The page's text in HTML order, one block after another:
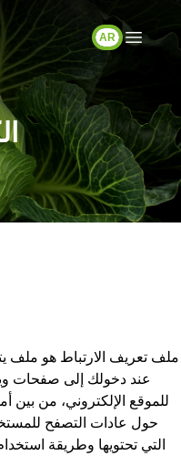
AR
ملف تعريف الارتباط هو ملف
عند دخولك إلى صفحات
للموقع الإلكتروني، من بين
حول عادات التصفح
التي تحتويها وطريقة